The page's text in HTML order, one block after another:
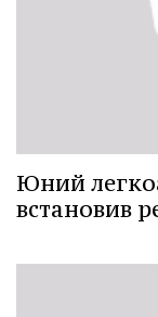
Юний
встановив